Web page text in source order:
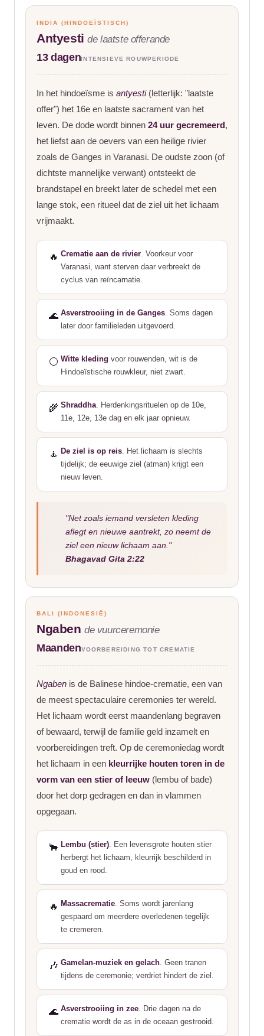
INDIA (HINDOEÏSTISCH)
Antyestide laatste offerande
13 dagenINTENSIEVE ROUWPERIODE
In het hindoeïsme is antyesti(letterlijk: "laatste
offer") het 16e en laatste sacrament van het
leven. De dode wordt binnen 24 uur gecremeerd ,
het liefst aan de oevers van een heilige rivier
zoals de Ganges in Varanasi. De oudste zoon (of
dichtste mannelijke verwant) ontsteekt de
brandstapel en breekt later de schedel met een
lange stok, een ritueel dat de ziel uit het lichaam
vrijmaakt.
🔥 Crematie aan de rivier . Voorkeur voor
Varanasi, want sterven daar verbreekt de
cyclus van reïncarnatie.
🌊 Asverstrooiing in de Ganges . Soms dagen
later door familieleden uitgevoerd.
⚪ Witte kleding voor rouwenden, wit is de
Hindoeïstische rouwkleur, niet zwart.
🌾 Shraddha . Herdenkingsrituelen op de 10e,
11e, 12e, 13e dag en elk jaar opnieuw.
🧘 De ziel is op reis . Het lichaam is slechts
tijdelijk; de eeuwige ziel (atman) krijgt een
nieuw leven.
"Net zoals iemand versleten kleding
aflegt en nieuwe aantrekt, zo neemt de
ziel een nieuw lichaam aan."
Bhagavad Gita 2:22
BALI (INDONESIË)
Ngabende vuurceremonie
MaandenVOORBEREIDING TOT CREMATIE
Ngaben is de Balinese hindoe-crematie, een van
de meest spectaculaire ceremonies ter wereld.
Het lichaam wordt eerst maandenlang begraven
of bewaard, terwijl de familie geld inzamelt en
voorbereidingen treft. Op de ceremoniedag wordt
het lichaam in een kleurrijke houten toren in de
vorm van een stier of leeuw (lembu of bade)
door het dorp gedragen en dan in vlammen
opgegaan.
🐂 Lembu (stier) . Een levensgrote houten stier
herbergt het lichaam, kleurrijk beschilderd in
goud en rood.
🔥 Massacrematie . Soms wordt jarenlang
gespaard om meerdere overledenen tegelijk
te cremeren.
🎶 Gamelan-muziek en gelach . Geen tranen
tijdens de ceremonie; verdriet hindert de ziel.
🌊 Asverstrooiing in zee . Drie dagen na de
crematie wordt de as in de oceaan gestrooid.